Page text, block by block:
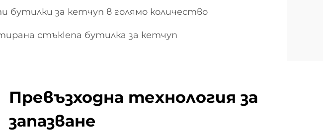
бутилки за кетчуп в голямо количество
стъкlena бутилка за кетчуп
Превъзходна технология за
запазване